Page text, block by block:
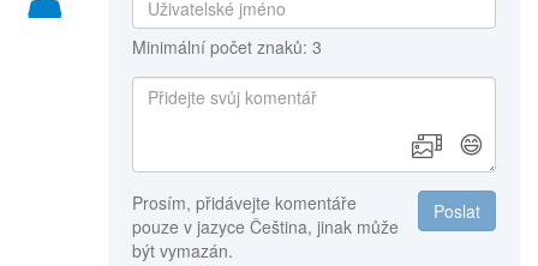
Minimální počet znaků: 3
😄
Poslat
Prosím, přidávejte komentáře
pouze v jazyce Čeština, jinak může
být vymazán.